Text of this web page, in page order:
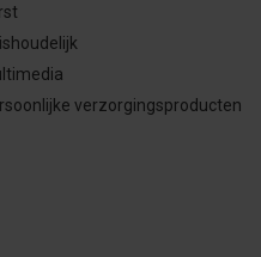
verzorgingsproducten